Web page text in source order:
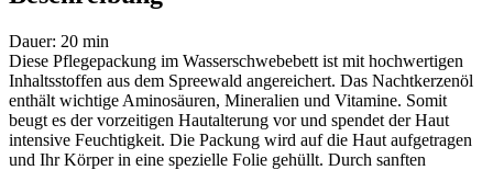
Dauer: 20 min
Diese Pflegepackung im Wasserschwebebett ist mit hochwertigen
Inhaltsstoffen aus dem Spreewald angereichert. Das Nachtkerzenöl
enthält wichtige Aminosäuren, Mineralien und Vitamine. Somit
beugt es der vorzeitigen Hautalterung vor und spendet der Haut
intensive Feuchtigkeit. Die Packung wird auf die Haut aufgetragen
und Ihr Körper in eine spezielle Folie gehüllt. Durch sanften